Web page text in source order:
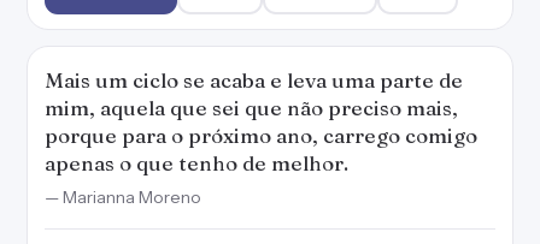
Mais um ciclo se acaba e leva uma parte de
mim, aquela que sei que não preciso mais,
porque para o próximo ano, carrego comigo
apenas o que tenho de melhor.
— Marianna Moreno